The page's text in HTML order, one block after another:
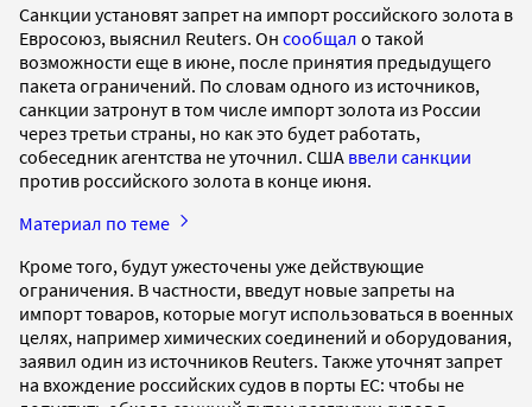
Санкции установят запрет на импорт российского золота в
Евросоюз, выяснил Reuters. Он сообщал о такой
возможности еще в июне, после принятия предыдущего
пакета ограничений. По словам одного из источников,
санкции затронут в том числе импорт золота из России
через третьи страны, но как это будет работать,
собеседник агентства не уточнил. США ввели санкции
против российского золота в конце июня.
Материал по теме
Кроме того, будут ужесточены уже действующие
ограничения. В частности, введут новые запреты на
импорт товаров, которые могут использоваться в военных
целях, например химических соединений и оборудования,
заявил один из источников Reuters. Также уточнят запрет
на вхождение российских судов в порты ЕС: чтобы не